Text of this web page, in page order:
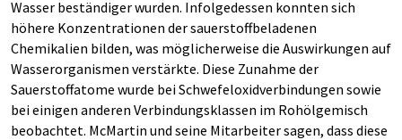
Wasser beständiger wurden. Infolgedessen konnten sich
höhere Konzentrationen der sauerstoffbeladenen
Chemikalien bilden, was möglicherweise die Auswirkungen auf
Wasserorganismen verstärkte. Diese Zunahme der
Sauerstoffatome wurde bei Schwefeloxidverbindungen sowie
bei einigen anderen Verbindungsklassen im Rohölgemisch
beobachtet. McMartin und seine Mitarbeiter sagen, dass diese